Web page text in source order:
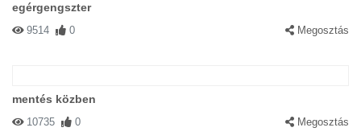
egérgengszter
9514 0 Megosztás
mentés közben
10735 0 Megosztás